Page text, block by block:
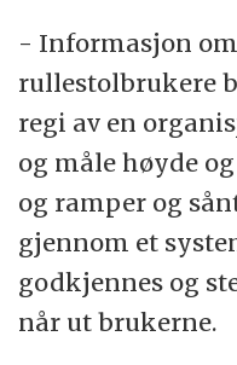
- Informasjon
rullestolbrukere
regi av en
og måle høyde
og ramper og
gjennom et
godkjennes og
når ut brukerne.